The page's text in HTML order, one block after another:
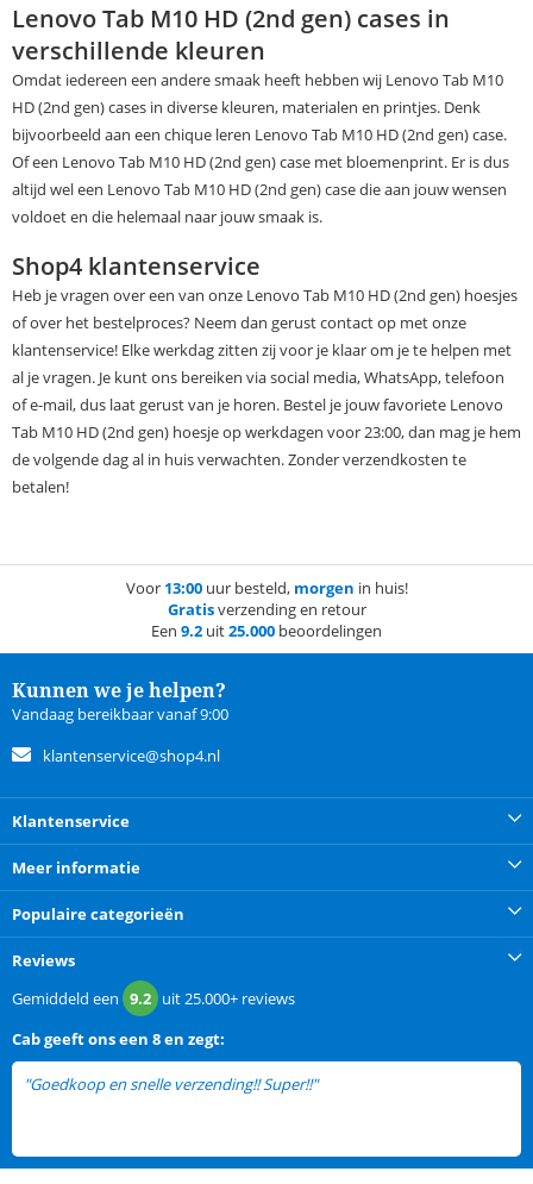
Lenovo Tab M10 HD (2nd gen) cases in
verschillende kleuren
Omdat iedereen een andere smaak heeft hebben wij Lenovo Tab M10
HD (2nd gen) cases in diverse kleuren, materialen en printjes. Denk
bijvoorbeeld aan een chique leren Lenovo Tab M10 HD (2nd gen) case.
Of een Lenovo Tab M10 HD (2nd gen) case met bloemenprint. Er is dus
altijd wel een Lenovo Tab M10 HD (2nd gen) case die aan jouw wensen
voldoet en die helemaal naar jouw smaak is.
Shop4 klantenservice
Heb je vragen over een van onze Lenovo Tab M10 HD (2nd gen) hoesjes
of over het bestelproces? Neem dan gerust contact op met onze
klantenservice! Elke werkdag zitten zij voor je klaar om je te helpen met
al je vragen. Je kunt ons bereiken via social media, WhatsApp, telefoon
of e-mail, dus laat gerust van je horen. Bestel je jouw favoriete Lenovo
Tab M10 HD (2nd gen) hoesje op werkdagen voor 23:00, dan mag je hem
de volgende dag al in huis verwachten. Zonder verzendkosten te
betalen!
Voor 13:00uur besteld, morgen in huis!
Gratisverzending en retour
Een 9.2 uit25.000 beoordelingen
Kunnen we je helpen?
Vandaag bereikbaar vanaf 9:00
klantenservice@shop4.nl
Klantenservice
Meer informatie
Populaire categorieën
Reviews
Gemiddeld een 9.2 uit25.000+ reviews
Cabgeeft ons een 8 en zegt:
"Goedkoop en snelle verzending!! Super!!"